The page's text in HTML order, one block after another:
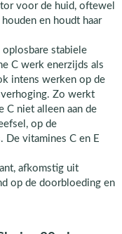
voor de huid, oftewel
en houdt haar
stabiele
C werk enerzijds als
intens werken op de
Zo werkt
C niet alleen aan de
op de
De vitamines C en E
afkomstig uit
op de doorbloeding en